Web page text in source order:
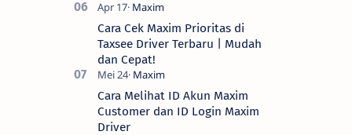
Cara Cek Maxim Prioritas di
Taxsee Driver Terbaru | Mudah
dan Cepat!
Cara Melihat ID Akun Maxim
Customer dan ID Login Maxim
Driver